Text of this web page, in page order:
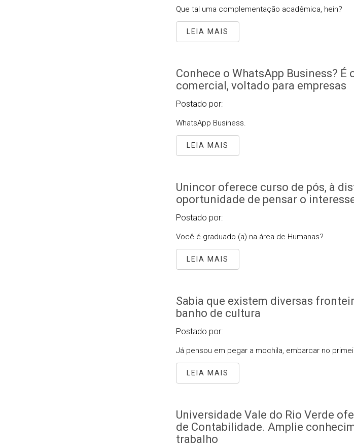
Que tal uma complementação acadêmica, hein?
LEIA MAIS
Conhece o WhatsApp Business?
comercial, voltado para empresas
Postado por:
WhatsApp Business.
LEIA MAIS
Unincor oferece curso de pós, à
oportunidade de pensar o
Postado por:
Você é graduado (a) na área de Humanas?
LEIA MAIS
Sabia que existem diversas
banho de cultura
Postado por:
Já pensou em pegar a mochila, embarcar no
LEIA MAIS
Universidade Vale do Rio Verde
de Contabilidade. Amplie
trabalho